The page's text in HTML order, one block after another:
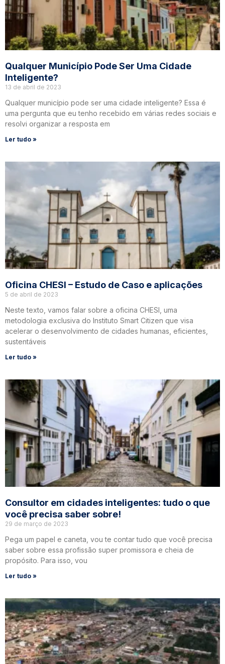
Qualquer Município Pode Ser Uma Cidade
Inteligente?
13 de abril de 2023
Qualquer município pode ser uma cidade inteligente? Essa é
uma pergunta que eu tenho recebido em várias redes sociais e
resolvi organizar a resposta em
Ler tudo »
Oficina CHESI – Estudo de Caso e aplicações
5 de abril de 2023
Neste texto, vamos falar sobre a oficina CHESI, uma
metodologia exclusiva do Instituto Smart Citizen que visa
acelerar o desenvolvimento de cidades humanas, eficientes,
sustentáveis
Ler tudo »
Consultor em cidades inteligentes: tudo o que
você precisa saber sobre!
29 de março de 2023
Pega um papel e caneta, vou te contar tudo que você precisa
saber sobre essa profissão super promissora e cheia de
propósito. Para isso, vou
Ler tudo »